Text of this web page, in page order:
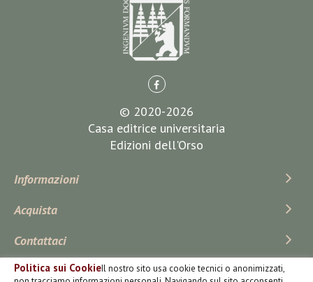
Politica sui CookieIl nostro sito usa cookie tecnici o anonimizzati,
© 2020-2026
Casa editrice universitaria
Edizioni dell'Orso
Informazioni
Acquista
Contattaci
Iscriviti Alla Newsletter